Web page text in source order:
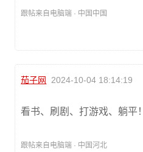
跟帖来自电脑端 · 中国中国
茄子网 2024-10-04 18:14:19
看书、刷剧、打游戏、躺平！
跟帖来自电脑端 · 中国河北